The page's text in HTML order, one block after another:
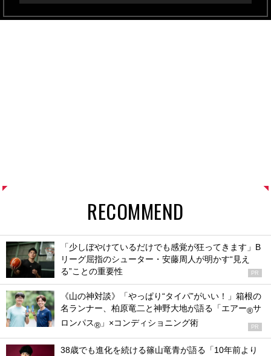
RECOMMEND
「少しぼやけているだけでも感覚が狂ってきます」B
リーグ屈指のシューター・安藤周人が明かす“見え
る”ことの重要性
PR
《山の神対談》「やっぱり“タイパ”がいい！」箱根の
名ランナー、柏原竜二と神野大地が語る「エアー®サ
ロンパス® 」×コンディショニング術 PR
38歳でも進化を続ける篠山竜青が語る「10年前より